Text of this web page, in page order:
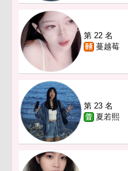
第 22 名
蔓越莓
第 23 名
夏若熙